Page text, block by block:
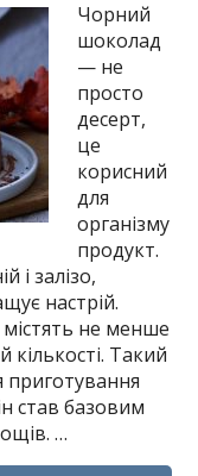
Чорний
шоколад
— не
просто
десерт,
це
корисний
для
організму
продукт.
і залізо,
настрій.
не менше
кількості. Такий
приготування
став базовим
…